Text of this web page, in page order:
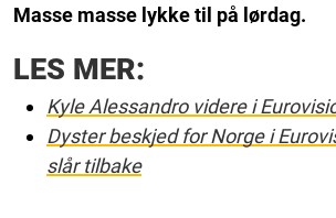
Masse masse lykke til på lørdag.
LES MER:
Kyle Alessandro videre i
Dyster beskjed for Norge i
slår tilbake